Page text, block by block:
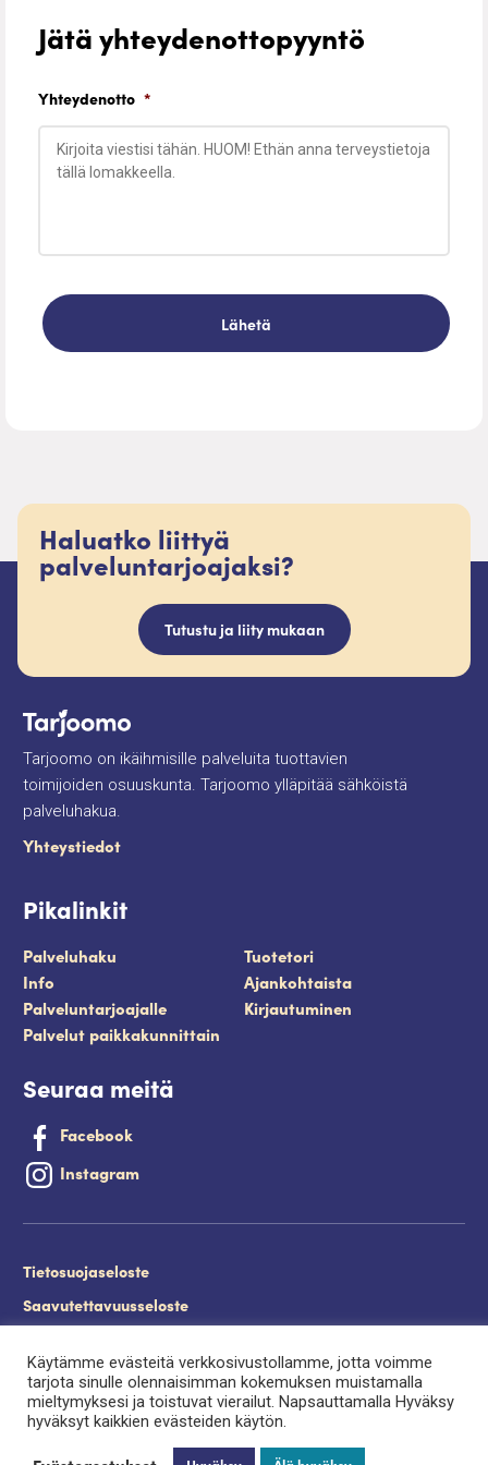
Jätä yhteydenottopyyntö
Yhteydenotto *
Haluatko liittyä
palveluntarjoajaksi?
Tutustu ja liity mukaan
Tarjoomo on ikäihmisille palveluita tuottavien
toimijoiden osuuskunta. Tarjoomo ylläpitää sähköistä
palveluhakua.
Yhteystiedot
Pikalinkit
Palveluhaku
Tuotetori
Info
Ajankohtaista
Palveluntarjoajalle
Kirjautuminen
Palvelut paikkakunnittain
Seuraa meitä
Facebook
Instagram
Tietosuojaseloste
Saavutettavuusseloste
Palveluntuottajan kirjautuminen.
Käytämme evästeitä verkkosivustollamme, jotta voimme
tarjota sinulle olennaisimman kokemuksen muistamalla
mieltymyksesi ja toistuvat vierailut. Napsauttamalla Hyväksy
hyväksyt kaikkien evästeiden käytön.